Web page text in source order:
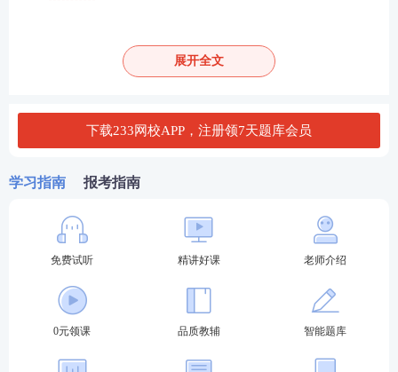
1、合理规划时间分阶段学习：
第一阶段（2-3周）：通读教材，理解基础概念；
第二阶段（1-2周）：刷题巩固，整理错题；
第三阶段（1周）：模拟考试，强化记忆。
展开全文
下载233网校APP，注册领7天题库会员
学习指南 报考指南
免费试听 精讲好课 老师介绍
0元领课 品质教辅 智能题库